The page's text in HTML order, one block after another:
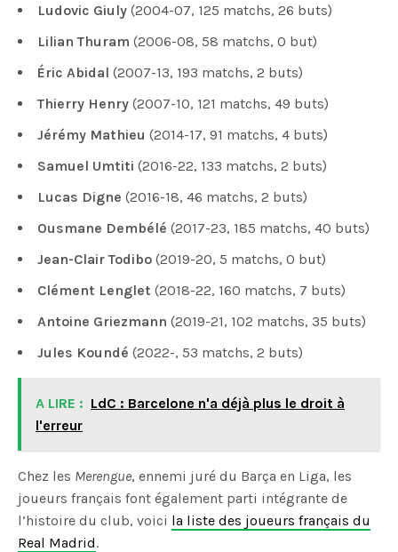
Ludovic Giuly (2004-07, 125 matchs, 26 buts)
Lilian Thuram (2006-08, 58 matchs, 0 but)
Éric Abidal (2007-13, 193 matchs, 2 buts)
Thierry Henry (2007-10, 121 matchs, 49 buts)
Jérémy Mathieu (2014-17, 91 matchs, 4 buts)
Samuel Umtiti (2016-22, 133 matchs, 2 buts)
Lucas Digne (2016-18, 46 matchs, 2 buts)
Ousmane Dembélé (2017-23, 185 matchs, 40 buts)
Jean-Clair Todibo (2019-20, 5 matchs, 0 but)
Clément Lenglet (2018-22, 160 matchs, 7 buts)
Antoine Griezmann (2019-21, 102 matchs, 35 buts)
Jules Koundé (2022-, 53 matchs, 2 buts)
A LIRE : LdC : Barcelone n'a déjà plus le droit à
l'erreur
Chez les Merengue, ennemi juré du Barça en Liga, les
joueurs français font également parti intégrante de
l’histoire du club, voici la liste des joueurs français du
Real Madrid.